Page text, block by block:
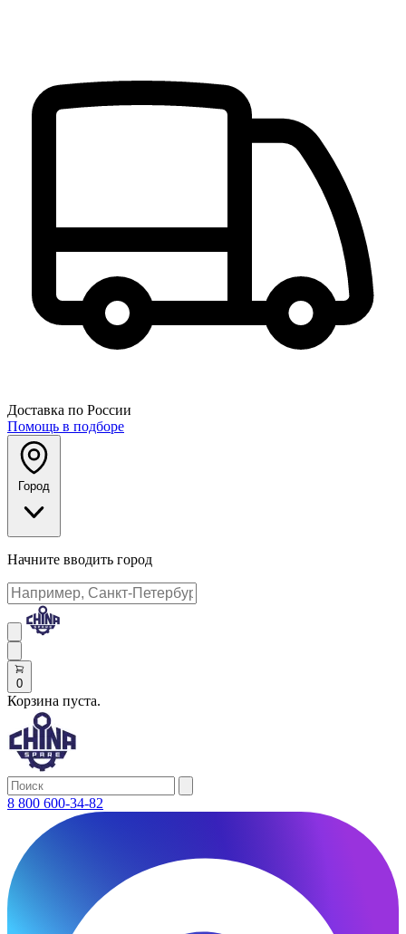
Доставка по России
Помощь в подборе
Город
Начните вводить город
0
Корзина пуста.
8 800 600-34-82